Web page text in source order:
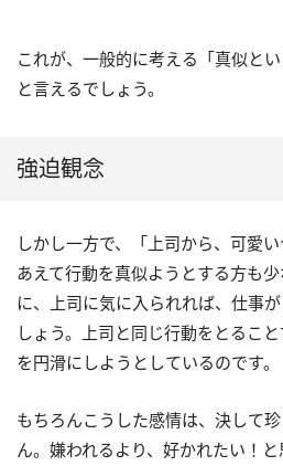
これが、一般的に考える「真似と
と言えるでしょう。
強迫観念
しかし一方で、「上司から、可愛い
あえて行動を真似ようとする方も
に、上司に気に入られれば、仕事
しょう。上司と同じ行動をとるこ
を円滑にしようとしているのです。
もちろんこうした感情は、決して
ん。嫌われるより、好かれたい！